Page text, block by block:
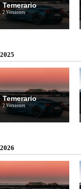
Temerario
2 Versiones
2025
Temerario
2 Versiones
2026